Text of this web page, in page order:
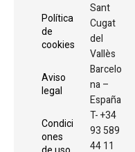
Política
de
cookies
Aviso
legal
Condici
ones
de uso
Sant
Cugat
del
Vallès
Barcelo
na –
España
T- +34
93 589
44 11